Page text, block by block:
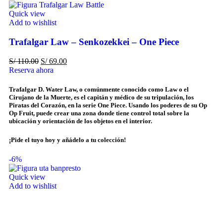
Quick view
Add to wishlist
Trafalgar Law – Senkozekkei – One Piece
S/110.00 S/69.00
Reserva ahora
Trafalgar D. Water Law, o comúnmente conocido como Law o el
Cirujano de la Muerte, es el capitán y médico de su tripulación, los
Piratas del Corazón, en la serie One Piece. Usando los poderes de su Op
Op Fruit, puede crear una zona donde tiene control total sobre la
ubicación y orientación de los objetos en el interior.
¡Pide el tuyo hoy y añádelo a tu colección!
-6%
Quick view
Add to wishlist